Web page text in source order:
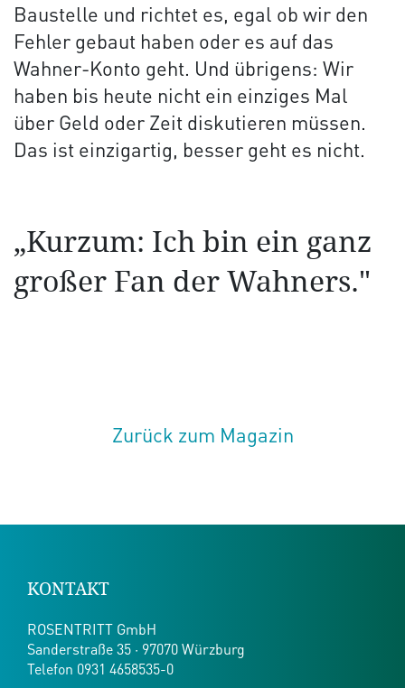
Baustelle und richtet es, egal ob wir den
Fehler gebaut haben oder es auf das
Wahner-Konto geht. Und übrigens: Wir
haben bis heute nicht ein einziges Mal
über Geld oder Zeit diskutieren müssen.
Das ist einzigartig, besser geht es nicht.
„Kurzum: Ich bin ein ganz
großer Fan der Wahners."
Zurück zum Magazin
KONTAKT
ROSENTRITT GmbH
Sanderstraße 35 · 97070 Würzburg
Telefon 0931 4658535-0